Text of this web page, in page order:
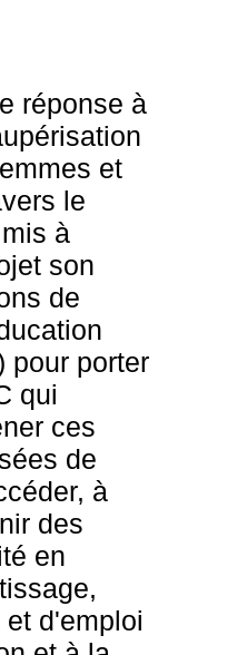
réponse à
et
le
à
son
de
pour porter
qui
ces
de
à
des
en
d'emploi